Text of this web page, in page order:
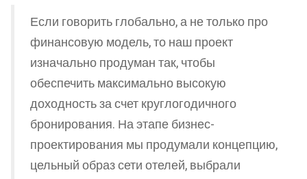
Если говорить глобально, а не только про
финансовую модель, то наш проект
изначально продуман так, чтобы
обеспечить максимально высокую
доходность за счет круглогодичного
бронирования. На этапе бизнес-
проектирования мы продумали концепцию,
цельный образ сети отелей, выбрали